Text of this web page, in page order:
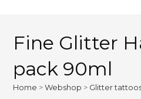
Fine Glitter
pack 90ml
Home >Webshop > Glitter